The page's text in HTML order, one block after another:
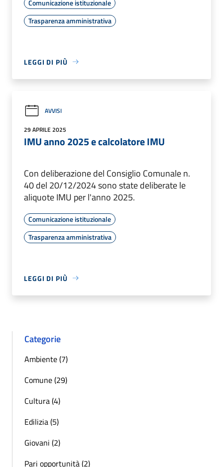
Comunicazione istituzionale
Trasparenza amministrativa
LEGGI DI PIÙ
AVVISI
29 APRILE 2025
IMU anno 2025 e calcolatore IMU
Con deliberazione del Consiglio Comunale n.
40 del 20/12/2024 sono state deliberate le
aliquote IMU per l'anno 2025.
Comunicazione istituzionale
Trasparenza amministrativa
LEGGI DI PIÙ
Categorie
Ambiente (7)
Comune (29)
Cultura (4)
Edilizia (5)
Giovani (2)
Pari opportunità (2)